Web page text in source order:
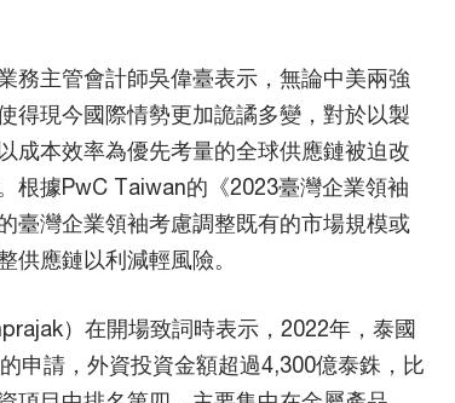
務主管會計師吳偉臺表示，無論中美兩強
得現今國際情勢更加詭譎多變，對於以製
成本效率為優先考量的全球供應鏈被迫改
根據PwC Taiwan的《2023臺灣企業領袖
臺灣企業領袖考慮調整既有的市場規模或
應鏈以利減輕風險。
）在開場致詞時表示，2022年，泰國
申請，外資投資金額超過4,300億泰銖，比